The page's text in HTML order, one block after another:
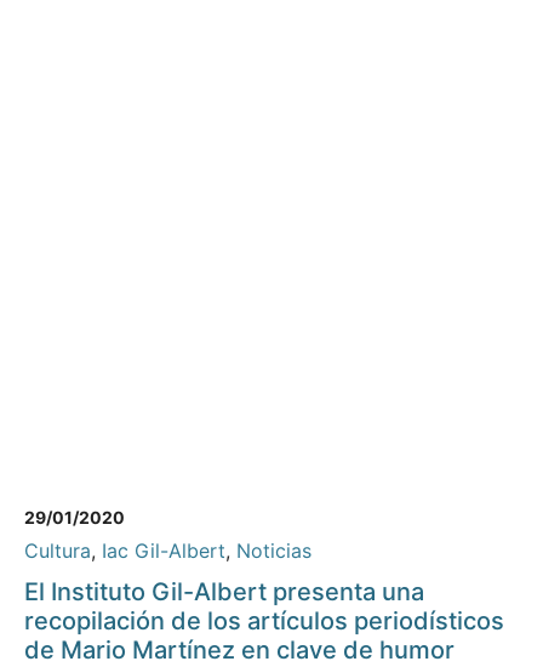
29/01/2020
Cultura, Iac Gil-Albert, Noticias
El Instituto Gil-Albert presenta una
recopilación de los artículos periodísticos
de Mario Martínez en clave de humor